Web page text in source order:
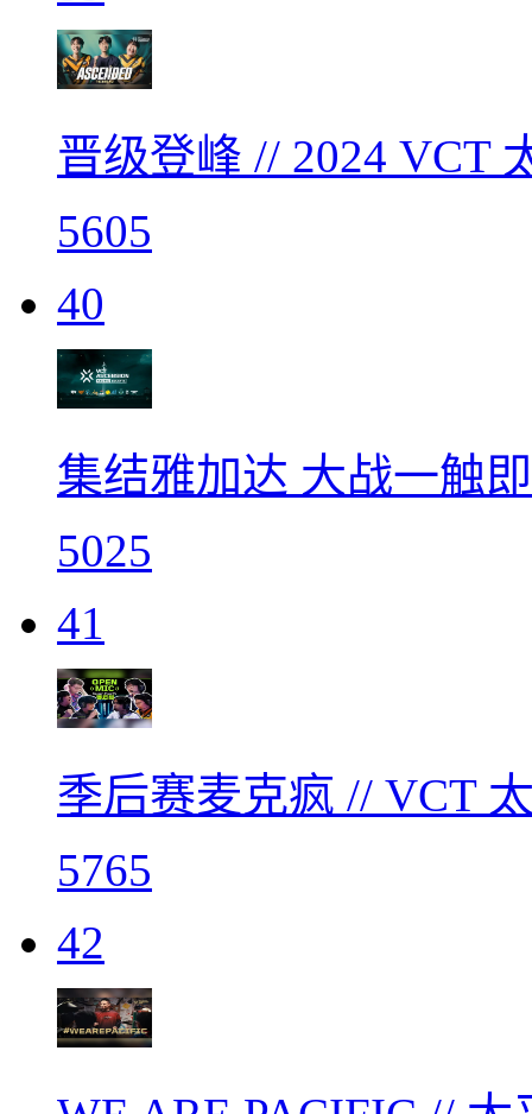
晋级登峰 // 2024 VCT
5605
40
集结雅加达 大战一触
5025
41
季后赛麦克疯 // VCT
5765
42